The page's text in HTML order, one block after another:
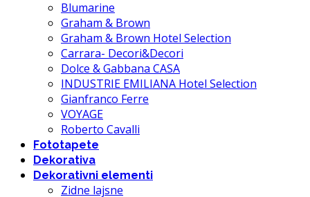
Blumarine
Graham & Brown
Graham & Brown Hotel Selection
Carrara- Decori&Decori
Dolce & Gabbana CASA
INDUSTRIE EMILIANA Hotel Selection
Gianfranco Ferre
VOYAGE
Roberto Cavalli
Fototapete
Dekorativa
Dekorativni elementi
Zidne lajsne